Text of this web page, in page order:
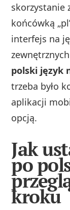
skorzystanie
końcówką
interfejs na
polski język
trzeba było
aplikacji
opcją.
Jak
po
kroku